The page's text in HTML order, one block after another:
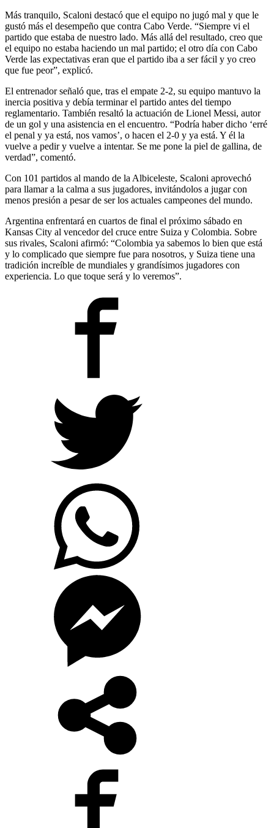
Más tranquilo, Scaloni destacó que el equipo no jugó mal y que le
gustó más el desempeño que contra Cabo Verde. “Siempre vi el
partido que estaba de nuestro lado. Más allá del resultado, creo que
el equipo no estaba haciendo un mal partido; el otro día con Cabo
Verde las expectativas eran que el partido iba a ser fácil y yo creo
que fue peor”, explicó.
El entrenador señaló que, tras el empate 2-2, su equipo mantuvo la
inercia positiva y debía terminar el partido antes del tiempo
reglamentario. También resaltó la actuación de Lionel Messi, autor
de un gol y una asistencia en el encuentro. “Podría haber dicho ‘erré
el penal y ya está, nos vamos’, o hacen el 2-0 y ya está. Y él la
vuelve a pedir y vuelve a intentar. Se me pone la piel de gallina, de
verdad”, comentó.
Con 101 partidos al mando de la Albiceleste, Scaloni aprovechó
para llamar a la calma a sus jugadores, invitándolos a jugar con
menos presión a pesar de ser los actuales campeones del mundo.
Argentina enfrentará en cuartos de final el próximo sábado en
Kansas City al vencedor del cruce entre Suiza y Colombia. Sobre
sus rivales, Scaloni afirmó: “Colombia ya sabemos lo bien que está
y lo complicado que siempre fue para nosotros, y Suiza tiene una
tradición increíble de mundiales y grandísimos jugadores con
experiencia. Lo que toque será y lo veremos”.